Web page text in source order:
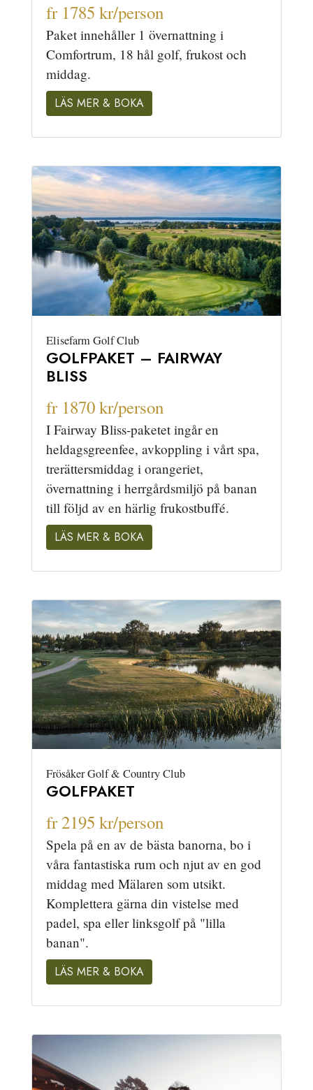
fr 1785 kr/person
Paket innehåller 1 övernattning i
Comfortrum, 18 hål golf, frukost och
middag.
LÄS MER & BOKA
Elisefarm Golf Club
GOLFPAKET – FAIRWAY
BLISS
fr 1870 kr/person
I Fairway Bliss-paketet ingår en
heldagsgreenfee, avkoppling i vårt spa,
trerättersmiddag i orangeriet,
övernattning i herrgårdsmiljö på banan
till följd av en härlig frukostbuffé.
LÄS MER & BOKA
Frösåker Golf & Country Club
GOLFPAKET
fr 2195 kr/person
Spela på en av de bästa banorna, bo i
våra fantastiska rum och njut av en god
middag med Mälaren som utsikt.
Komplettera gärna din vistelse med
padel, spa eller linksgolf på "lilla
banan".
LÄS MER & BOKA